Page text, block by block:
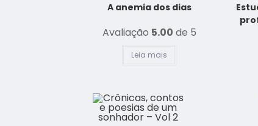
A anemia dos dias
Avaliação 5.00 de 5
Leia mais